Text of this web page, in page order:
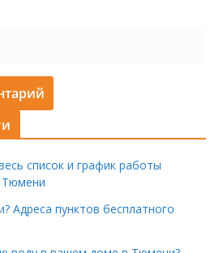
список и график работы
Тюмени
Адреса пунктов бесплатного